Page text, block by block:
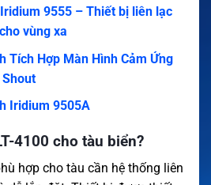
9555 – Thiết bị liên lạc
vùng xa
Tích Hợp Màn Hình Cảm Ứng
Iridium 9505A
4100 cho tàu biển?
hợp cho tàu cần hệ thống liên